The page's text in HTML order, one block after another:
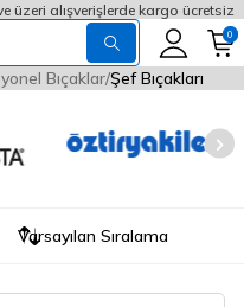
üzeri alışverişlerde kargo ücretsiz
0
Bıçaklar Şef Bıçakları